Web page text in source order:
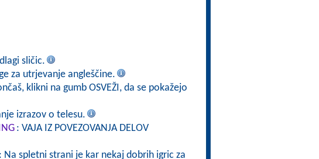
sličic.
za utrjevanje angleščine.
klikni na gumb OSVEŽI, da se pokažejo
izrazov o telesu.
: VAJA IZ POVEZOVANJA DELOV
: Na spletni strani je kar nekaj dobrih igric za